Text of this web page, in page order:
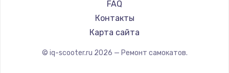
FAQ
Контакты
Карта сайта
© iq-scooter.ru 2026 — Ремонт самокатов.